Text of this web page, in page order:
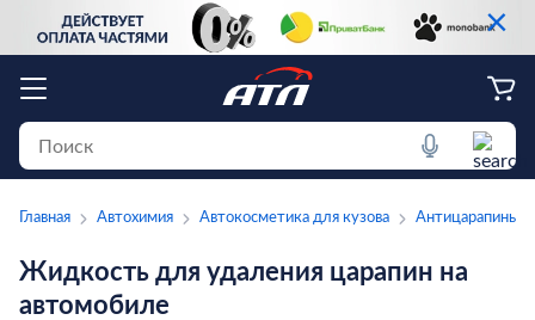
×
Главная Автохимия Автокосметика для кузова Антицарапины
Жидкость для удаления царапин на
автомобиле